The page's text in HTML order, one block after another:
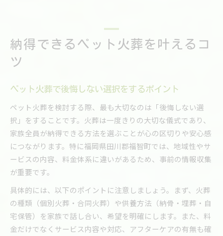
納得できるペット火葬を叶えるコ
ツ
ペット火葬で後悔しない選択をするポイント
ペット火葬を検討する際、最も大切なのは「後悔しない選
択」をすることです。火葬は一度きりの大切な儀式であり、
家族全員が納得できる方法を選ぶことが心の区切りや安心感
につながります。特に福岡県田川郡福智町では、地域性やサ
ービスの内容、料金体系に違いがあるため、事前の情報収集
が重要です。
具体的には、以下のポイントに注意しましょう。まず、火葬
の種類（個別火葬・合同火葬）や供養方法（納骨・埋葬・自
宅保管）を家族で話し合い、希望を明確にします。また、料
金だけでなくサービス内容や対応、アフターケアの有無も確